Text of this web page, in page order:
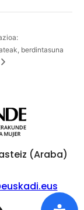
berdintasuna
(Araba)